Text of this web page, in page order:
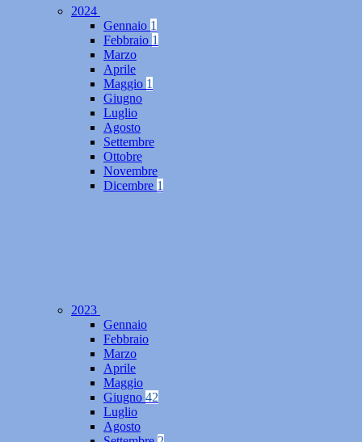
2024
Gennaio 1
Febbraio 1
Marzo
Aprile
Maggio 1
Giugno
Luglio
Agosto
Settembre
Ottobre
Novembre
Dicembre 1
2023
Gennaio
Febbraio
Marzo
Aprile
Maggio
Giugno 42
Luglio
Agosto